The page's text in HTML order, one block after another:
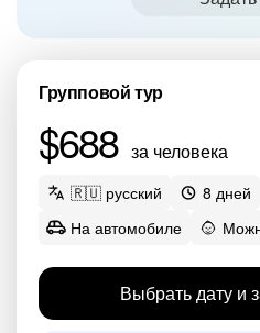
Групповой тур
$688 за человека
🇷🇺 русский 8 дней
На автомобиле
Выбрать дату и